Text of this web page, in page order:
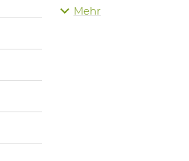
1024023010
Mehr